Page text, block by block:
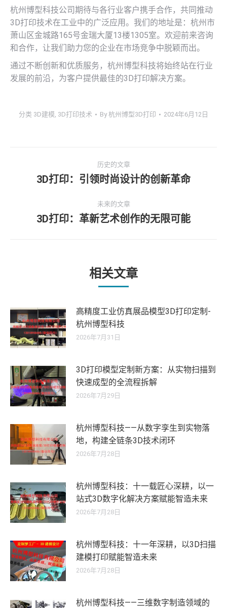
杭州博型科技公司期待与各行业客户携手合作，共同推动
3D打印技术在工业中的广泛应用。我们的地址是：杭州市
萧山区金城路165号金瑞大厦13楼1305室。欢迎前来咨询
和合作，让我们助力您的企业在市场竞争中脱颖而出。
通过不断创新和优质服务，杭州博型科技将始终站在行业
发展的前沿，为客户提供最佳的3D打印解决方案。
分类 3D建模, 3D打印技术 By杭州博型3D打印 2024年6月12日
历史的文章
历
的
文
3D打印：引领时尚设计的创新革命
未来的文章
未
章：
3D打印：革新艺术创作的无限可能
相关文章
高精度工业仿真展品模型3D打印定制-
杭州博型科技
2026年7月31日
3D打印模型定制新方案：从实物扫描到
快速成型的全流程拆解
2026年7月29日
杭州博型科技——从数字孪生到实物落
地，构建全链条3D技术闭环
2026年7月28日
杭州博型科技：十一载匠心深耕，以一
站式3D数字化解决方案赋能智造未来
2026年7月28日
杭州博型科技：十一年深耕，以3D扫描
建模打印赋能智造未来
2026年7月28日
杭州博型科技——三维数字制造领域的